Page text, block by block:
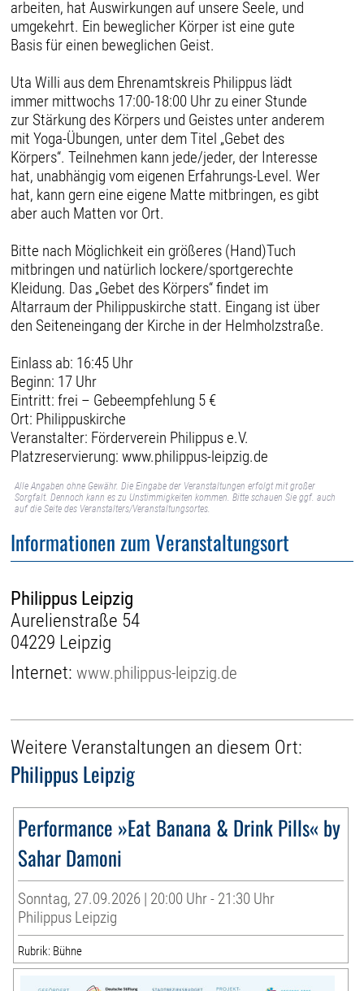
arbeiten, hat Auswirkungen auf unsere Seele, und
umgekehrt. Ein beweglicher Körper ist eine gute
Basis für einen beweglichen Geist.
Uta Willi aus dem Ehrenamtskreis Philippus lädt
immer mittwochs 17:00-18:00 Uhr zu einer Stunde
zur Stärkung des Körpers und Geistes unter anderem
mit Yoga-Übungen, unter dem Titel „Gebet des
Körpers“. Teilnehmen kann jede/jeder, der Interesse
hat, unabhängig vom eigenen Erfahrungs-Level. Wer
hat, kann gern eine eigene Matte mitbringen, es gibt
aber auch Matten vor Ort.
Bitte nach Möglichkeit ein größeres (Hand)Tuch
mitbringen und natürlich lockere/sportgerechte
Kleidung. Das „Gebet des Körpers“ findet im
Altarraum der Philippuskirche statt. Eingang ist über
den Seiteneingang der Kirche in der Helmholzstraße.
Einlass ab: 16:45 Uhr
Beginn: 17 Uhr
Eintritt: frei – Gebeempfehlung 5 €
Ort: Philippuskirche
Veranstalter: Förderverein Philippus e.V.
Platzreservierung: www.philippus-leipzig.de
Alle Angaben ohne Gewähr. Die Eingabe der Veranstaltungen erfolgt mit großer
Sorgfalt. Dennoch kann es zu Unstimmigkeiten kommen. Bitte schauen Sie ggf. auch
auf die Seite des Veranstalters/Veranstaltungsortes.
Informationen zum Veranstaltungsort
Philippus Leipzig
Aurelienstraße 54
04229 Leipzig
Internet:www.philippus-leipzig.de
Weitere Veranstaltungen an diesem Ort:
Philippus Leipzig
Performance »Eat Banana & Drink Pills« by
Sahar Damoni
Sonntag, 27.09.2026 | 20:00 Uhr - 21:30 Uhr
Philippus Leipzig
Rubrik: Bühne